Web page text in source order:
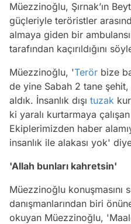
Müezzinoğlu, Şırnak’ın
güçleriyle teröristler
almaya giden bir
tarafından kaçırıldığını
Müezzinoğlu, 'Terör bize
de yine Sabah 2 tane şehit,
aldık. İnsanlık dışı tuzak
ki yaralı kurtarmaya
Ekiplerimizden haber
insanlık ile alakası yok'
'Allah bunları kahretsin'
Müezzinoğlu konuşmasını
danışmanlarından biri
okuyan Müezzinoğlu,